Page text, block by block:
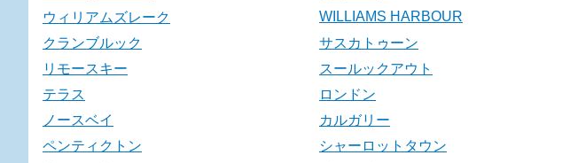
ウィリアムズレーク
WILLIAMS HARBOUR
クランブルック
サスカトゥーン
リモースキー
スールックアウト
テラス
ロンドン
ノースベイ
カルガリー
ペンティクトン
シャーロットタウン